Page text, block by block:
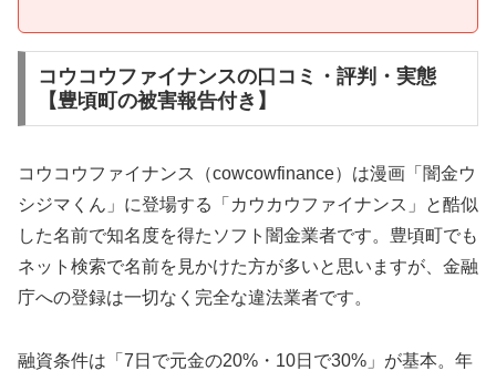
コウコウファイナンスの口コミ・評判・実態
【豊頃町の被害報告付き】
コウコウファイナンス（cowcowfinance）は漫画「闇金ウ
シジマくん」に登場する「カウカウファイナンス」と酷似
した名前で知名度を得たソフト闇金業者です。豊頃町でも
ネット検索で名前を見かけた方が多いと思いますが、金融
庁への登録は一切なく完全な違法業者です。
融資条件は「7日で元金の20%・10日で30%」が基本。年